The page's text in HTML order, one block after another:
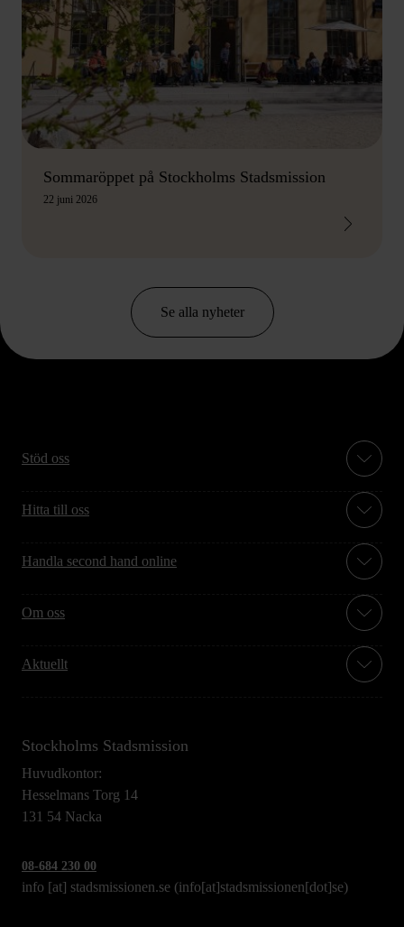
Sommaröppet på Stockholms Stadsmission
22 juni 2026
Se alla nyheter
Stöd oss
Hitta till oss
Handla second hand online
Om oss
Aktuellt
Stockholms Stadsmission
Huvudkontor:
Hesselmans Torg 14
131 54 Nacka
08-684 230 00
info [at] stadsmissionen.se (info[at]stadsmissionen[dot]se)